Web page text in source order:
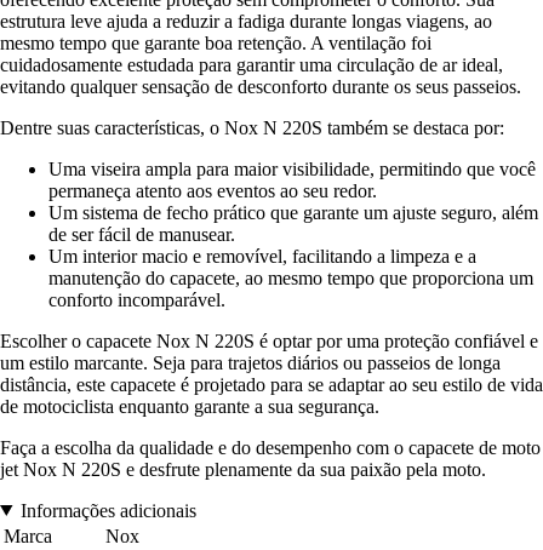
estrutura leve ajuda a reduzir a fadiga durante longas viagens, ao
mesmo tempo que garante boa retenção. A ventilação foi
cuidadosamente estudada para garantir uma circulação de ar ideal,
evitando qualquer sensação de desconforto durante os seus passeios.
Dentre suas características, o Nox N 220S também se destaca por:
Uma viseira ampla para maior visibilidade, permitindo que você
permaneça atento aos eventos ao seu redor.
Um sistema de fecho prático que garante um ajuste seguro, além
de ser fácil de manusear.
Um interior macio e removível, facilitando a limpeza e a
manutenção do capacete, ao mesmo tempo que proporciona um
conforto incomparável.
Escolher o capacete Nox N 220S é optar por uma proteção confiável e
um estilo marcante. Seja para trajetos diários ou passeios de longa
distância, este capacete é projetado para se adaptar ao seu estilo de vida
de motociclista enquanto garante a sua segurança.
Faça a escolha da qualidade e do desempenho com o capacete de moto
jet Nox N 220S e desfrute plenamente da sua paixão pela moto.
Informações adicionais
Marca
Nox